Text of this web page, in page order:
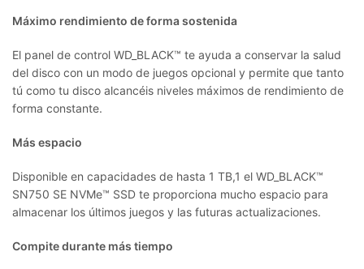
Máximo rendimiento de forma sostenida
El panel de control WD_BLACK™ te ayuda a conservar la salud
del disco con un modo de juegos opcional y permite que tanto
tú como tu disco alcancéis niveles máximos de rendimiento de
forma constante.
Más espacio
Disponible en capacidades de hasta 1 TB,1 el WD_BLACK™
SN750 SE NVMe™ SSD te proporciona mucho espacio para
almacenar los últimos juegos y las futuras actualizaciones.
Compite durante más tiempo